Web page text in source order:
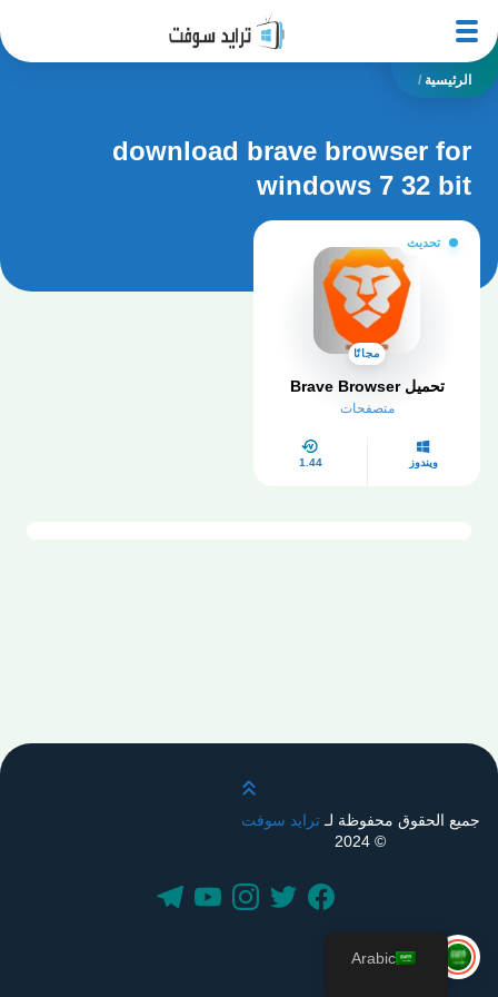
الرئيسية /
download brave browser for
windows 7 32 bit
تحديث
مجانًا
تحميل Brave Browser
متصفحات
ويندوز 1.44
قم بالتمرير لأعلى
جميع الحقوق محفوظة لـترايد سوفت
© 2024
Arabic